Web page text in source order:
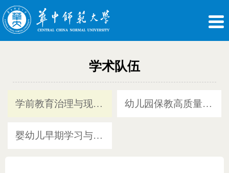
学术队伍
学前教育治理与现代化方向 幼儿园保教高质量发展方向
婴幼儿早期学习与支持方向